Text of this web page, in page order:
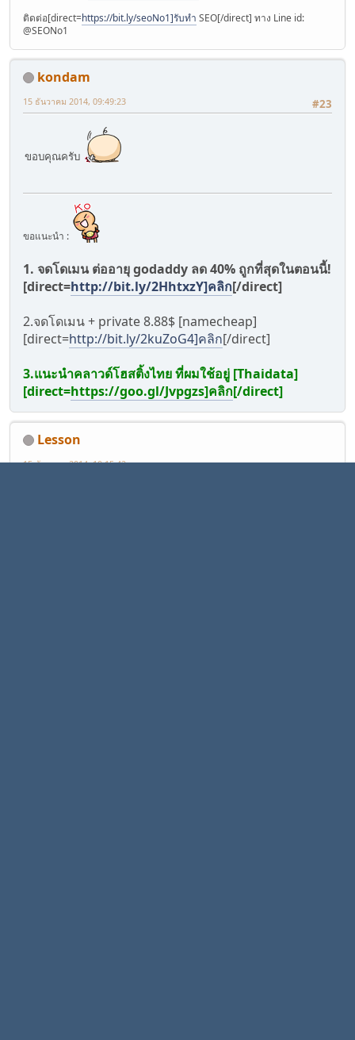
ติดต่อ[direct=https://bit.ly/seoNo1]รับทำ SEO[/direct] ทาง Line id:
@SEONo1
kondam
#23
15 ธันวาคม 2014, 09:49:23
ขอบคุณครับ
ขอแนะนำ :
1. จดโดเมน ต่ออายุ godaddy ลด 40% ถูกที่สุดในตอนนี้!
[direct=http://bit.ly/2HhtxzY]คลิก[/direct]
2.จดโดเมน + private 8.88$ [namecheap]
[direct=http://bit.ly/2kuZoG4]คลิก[/direct]
3.แนะนำคลาวด์โฮสติ้งไทย ที่ผมใช้อยู่ [Thaidata]
[direct=https://goo.gl/Jvpgzs]คลิก[/direct]
Lesson
#24
15 ธันวาคม 2014, 10:15:42